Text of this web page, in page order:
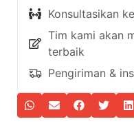
Konsultasikan
Tim kami akan
terbaik
Pengiriman &